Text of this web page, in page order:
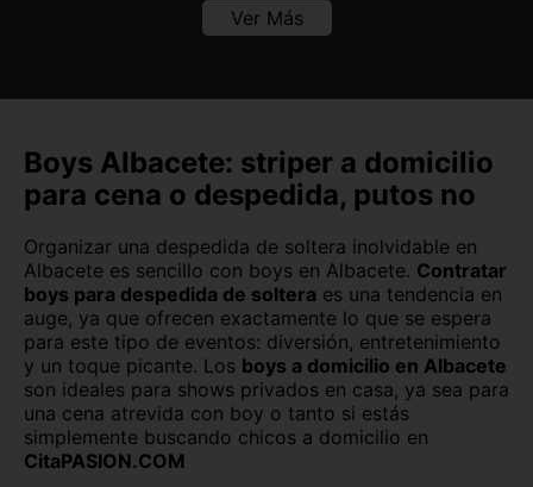
Cáceres Cádiz
Canarias Cantabria
Castellón Ceuta
Ciudad Real Córdoba
Cuenca Girona
Granada Guadalajara
Guipúzcoa Huelva
Huesca Jaén
Ver Más
Boys Albacete: striper a domicilio
para cena o despedida, putos no
Organizar una despedida de soltera inolvidable en
Albacete es sencillo con boys en Albacete. Contratar
boys para despedida de soltera es una tendencia en
auge, ya que ofrecen exactamente lo que se espera
para este tipo de eventos: diversión, entretenimiento
y un toque picante. Los boys a domicilio en Albacete
son ideales para shows privados en casa, ya sea para
una cena atrevida con boy o tanto si estás
simplemente buscando chicos a domicilio en
CitaPASION.COM